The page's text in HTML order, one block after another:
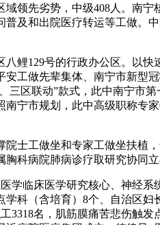
领先劣势，中级408人。南
及和出院医疗转运等工做。
129号的行政办公区。以快
工做先辈集体、南宁市新型
区联动”款式，此中南宁市
宁市规划，此中高级职称专
工做坐和专家工做坐扶植
科病院肺病诊疗取研究协同
临床医学研究核心、神经系
科（含培育）8个、自治区
名，肌筋膜痛苦悲伤触